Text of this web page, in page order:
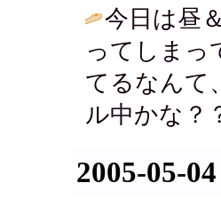
今日は昼
ってしまっ
てるなんて
ル中かな？
2005-05-